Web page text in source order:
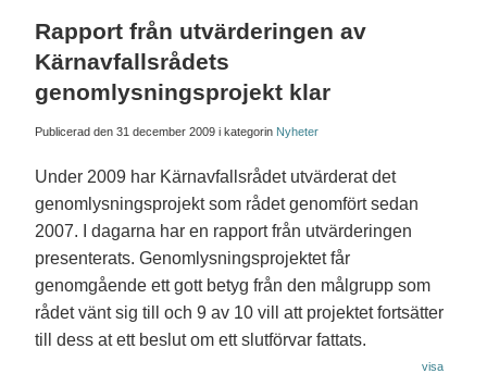
Rapport från utvärderingen av
Kärnavfallsrådets
genomlysningsprojekt klar
Publicerad den 31 december 2009 i kategorin Nyheter
Under 2009 har Kärnavfallsrådet utvärderat det
genomlysningsprojekt som rådet genomfört sedan
2007. I dagarna har en rapport från utvärderingen
presenterats. Genomlysningsprojektet får
genomgående ett gott betyg från den målgrupp som
rådet vänt sig till och 9 av 10 vill att projektet fortsätter
till dess at ett beslut om ett slutförvar fattats.
visa